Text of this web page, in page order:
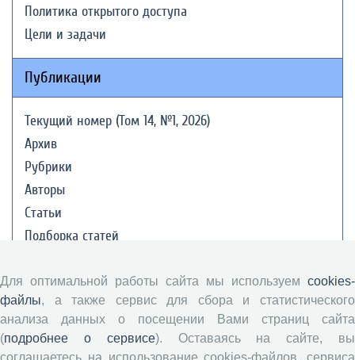
Политика открытого доступа
Цели и задачи
Публикации
Текущий номер (Том 14, №1, 2026)
Архив
Рубрики
Авторы
Статьи
Подборка статей
Авторам
Правила для авторов
Типовой лицензионный договор
Для оптимальной работы сайта мы используем cookies-
файлы, а также сервис для сбора и статистического
анализа данных о посещении Вами страниц сайта
(подробнее о сервисе). Оставаясь на сайте, вы